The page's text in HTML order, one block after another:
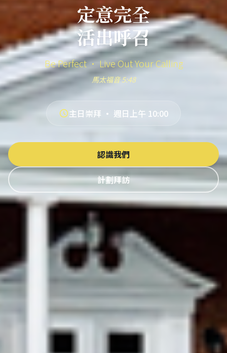
定意完全
活出呼召
Be Perfect · Live Out Your Calling
馬太福音 5:48
主日崇拜 · 週日上午 10:00
認識我們
計劃拜訪